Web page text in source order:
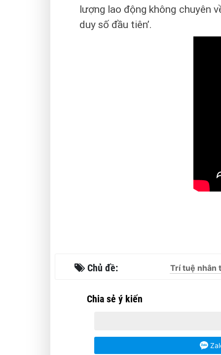
lượng lao động không chuyên
duy số đầu tiên’.
Chủ đề: Trí tuệ nhân
Chia sẻ ý kiến